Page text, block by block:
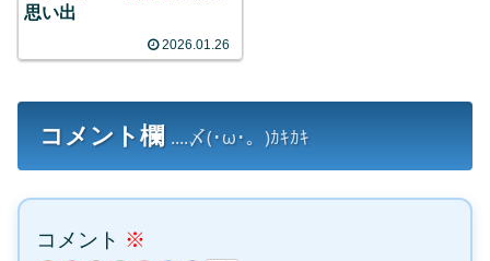
思い出
2026.01.26
コメント欄 ....〆(･ω･。)ｶｷｶｷ
コメント ※